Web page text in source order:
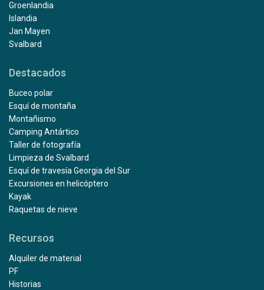
Groenlandia
Islandia
Jan Mayen
Svalbard
Destacados
Buceo polar
Esquí de montaña
Montañismo
Camping Antártico
Taller de fotografía
Limpieza de Svalbard
Esquí de travesía Georgia del Sur
Excursiones en helicóptero
Kayak
Raquetas de nieve
Recursos
Alquiler de material
PF
Historias